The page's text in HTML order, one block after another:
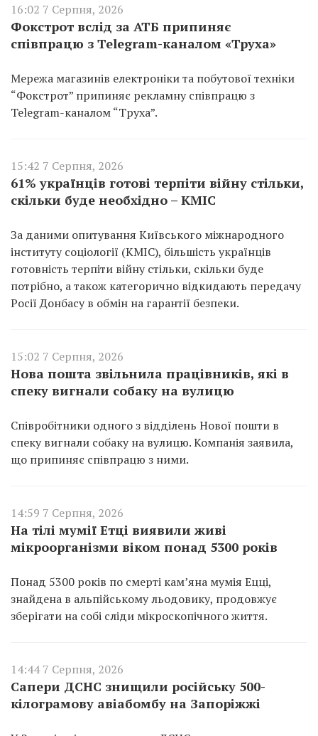
16:02 7 Серпня, 2026
Фокстрот вслід за АТБ припиняє
співпрацю з Telegram-каналом «Труха»
Мережа магазинів електроніки та побутової техніки
“Фокстрот” припиняє рекламну співпрацю з
Telegram-каналом “Труха”.
15:42 7 Серпня, 2026
61% українців готові терпіти війну стільки,
скільки буде необхідно – КМІС
За даними опитування Київського міжнародного
інституту соціології (КМІС), більшість українців
готовність терпіти війну стільки, скільки буде
потрібно, а також категорично відкидають передачу
Росії Донбасу в обмін на гарантії безпеки.
15:02 7 Серпня, 2026
Нова пошта звільнила працівників, які в
спеку вигнали собаку на вулицю
Співробітники одного з відділень Нової пошти в
спеку вигнали собаку на вулицю. Компанія заявила,
що припиняє співпрацю з ними.
14:59 7 Серпня, 2026
На тілі мумії Етці виявили живі
мікроорганізми віком понад 5300 років
Понад 5300 років по смерті кам’яна мумія Ецці,
знайдена в альпійському льодовику, продовжує
зберігати на собі сліди мікроскопічного життя.
14:44 7 Серпня, 2026
Сапери ДСНС знищили російську 500-
кілограмову авіабомбу на Запоріжжі